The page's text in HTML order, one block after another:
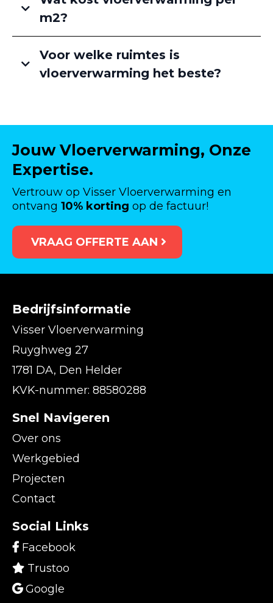
m2?
Voor welke ruimtes is
vloerverwarming het beste?
Jouw Vloerverwarming, Onze
Expertise.
Vertrouw op Visser Vloerverwarming en
ontvang 10% korting op de factuur!
VRAAG OFFERTE AAN
Bedrijfsinformatie
Visser Vloerverwarming
Ruyghweg 27
1781 DA, Den Helder
KVK-nummer: 88580288
Snel Navigeren
Over ons
Werkgebied
Projecten
Contact
Social Links
Facebook
Trustoo
Google